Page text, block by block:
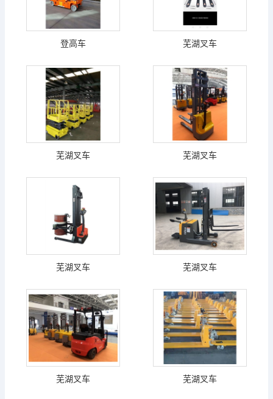
登高车 芜湖叉车
芜湖叉车 芜湖叉车
芜湖叉车 芜湖叉车
芜湖叉车 芜湖叉车